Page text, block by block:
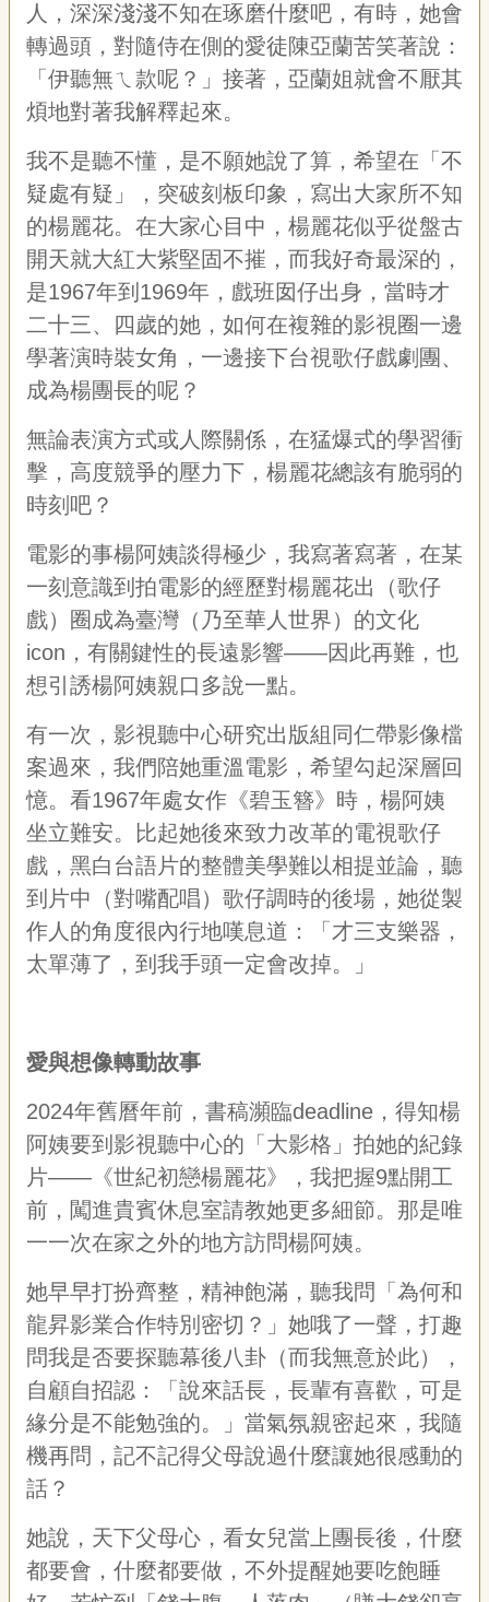
S
人，深深淺淺不知在琢磨什麼吧，有時，她會
轉過頭，對隨侍在側的愛徒陳亞蘭苦笑著說：
「伊聽無ㄟ款呢？」接著，亞蘭姐就會不厭其
煩地對著我解釋起來。
我不是聽不懂，是不願她說了算，希望在「不
疑處有疑」，突破刻板印象，寫出大家所不知
的楊麗花。在大家心目中，楊麗花似乎從盤古
開天就大紅大紫堅固不摧，而我好奇最深的，
是1967年到1969年，戲班囡仔出身，當時才
二十三、四歲的她，如何在複雜的影視圈一邊
學著演時裝女角，一邊接下台視歌仔戲劇團、
成為楊團長的呢？
無論表演方式或人際關係，在猛爆式的學習衝
擊，高度競爭的壓力下，楊麗花總該有脆弱的
時刻吧？
電影的事楊阿姨談得極少，我寫著寫著，在某
一刻意識到拍電影的經歷對楊麗花出（歌仔
戲）圈成為臺灣（乃至華人世界）的文化
icon，有關鍵性的長遠影響——因此再難，也
想引誘楊阿姨親口多說一點。
有一次，影視聽中心研究出版組同仁帶影像檔
案過來，我們陪她重溫電影，希望勾起深層回
憶。看1967年處女作《碧玉簪》時，楊阿姨
坐立難安。比起她後來致力改革的電視歌仔
戲，黑白台語片的整體美學難以相提並論，聽
到片中（對嘴配唱）歌仔調時的後場，她從製
作人的角度很內行地嘆息道：「才三支樂器，
太單薄了，到我手頭一定會改掉。」
愛與想像轉動故事
2024年舊曆年前，書稿瀕臨deadline，得知楊
阿姨要到影視聽中心的「大影格」拍她的紀錄
片——《世紀初戀楊麗花》，我把握9點開工
前，闖進貴賓休息室請教她更多細節。那是唯
一一次在家之外的地方訪問楊阿姨。
她早早打扮齊整，精神飽滿，聽我問「為何和
龍昇影業合作特別密切？」她哦了一聲，打趣
問我是否要探聽幕後八卦（而我無意於此），
自顧自招認：「說來話長，長輩有喜歡，可是
緣分是不能勉強的。」當氣氛親密起來，我隨
機再問，記不記得父母說過什麼讓她很感動的
話？
她說，天下父母心，看女兒當上團長後，什麼
都要會，什麼都要做，不外提醒她要吃飽睡